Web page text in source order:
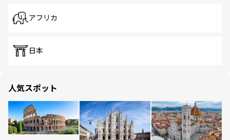
アフリカ
日本
人気スポット